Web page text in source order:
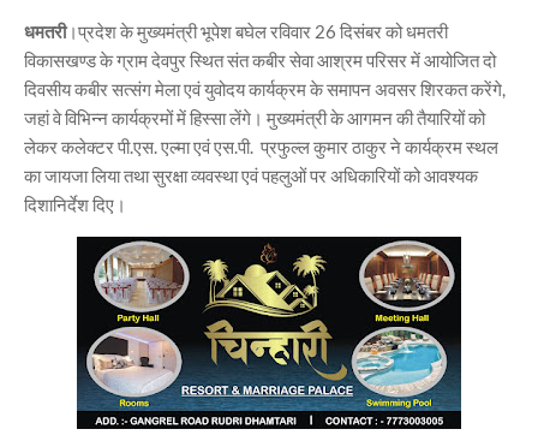
धमतरी।प्रदेश के मुख्यमंत्री भूपेश बघेल रविवार 26 दिसंबर को धमतरी
विकासखण्ड के ग्राम देवपुर स्थित संत कबीर सेवा आश्रम परिसर में आयोजित दो
दिवसीय कबीर सत्संग मेला एवं युवोदय कार्यक्रम के समापन अवसर शिरकत करेंगे,
जहां वे विभिन्न कार्यक्रमों में हिस्सा लेंगे। मुख्यमंत्री के आगमन की तैयारियों को
लेकर कलेक्टर पी.एस. एल्मा एवं एस.पी. प्रफुल्ल कुमार ठाकुर ने कार्यक्रम स्थल
का जायजा लिया तथा सुरक्षा व्यवस्था एवं पहलुओं पर अधिकारियों को आवश्यक
दिशानिर्देश दिए।